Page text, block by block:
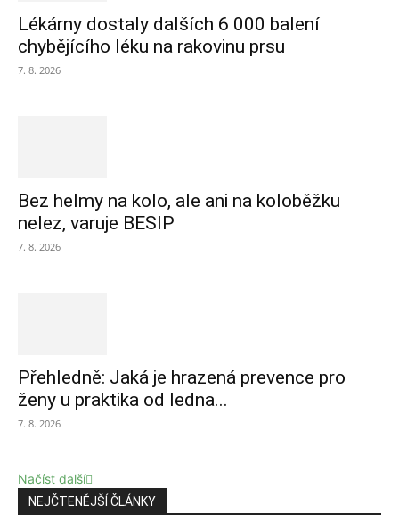
Lékárny dostaly dalších 6 000 balení
chybějícího léku na rakovinu prsu
7. 8. 2026
Bez helmy na kolo, ale ani na koloběžku
nelez, varuje BESIP
7. 8. 2026
Přehledně: Jaká je hrazená prevence pro
ženy u praktika od ledna...
7. 8. 2026
Načíst další
NEJČTENĚJŠÍ ČLÁNKY